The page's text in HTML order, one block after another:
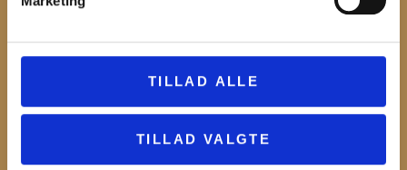
TILLAD ALLE
TILLAD VALGTE
APOTEKERHAVE